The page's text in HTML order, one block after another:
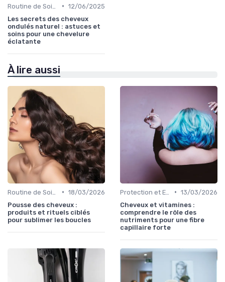
• 12/06/2025
Les secrets des cheveux
ondulés naturel : astuces et
soins pour une chevelure
éclatante
À lire aussi
• 18/03/2026
Pousse des cheveux :
produits et rituels ciblés
pour sublimer les boucles
• 13/03/2026
Cheveux et vitamines :
comprendre le rôle des
nutriments pour une fibre
capillaire forte